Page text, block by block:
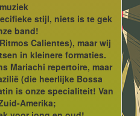
stijl, niets is te gek
band!
Calientes), maar wij
in kleinere formaties.
Mariachi repertoire, maar
(die heerlijke Bossa
is onze specialiteit! Van
Amerika;